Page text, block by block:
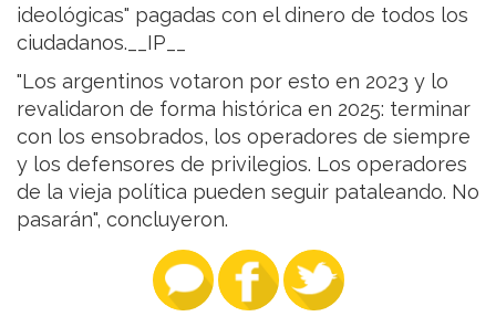
ideológicas" pagadas con el dinero de todos los
ciudadanos.__IP__
"Los argentinos votaron por esto en 2023 y lo
revalidaron de forma histórica en 2025: terminar
con los ensobrados, los operadores de siempre
y los defensores de privilegios. Los operadores
de la vieja política pueden seguir pataleando. No
pasarán", concluyeron.